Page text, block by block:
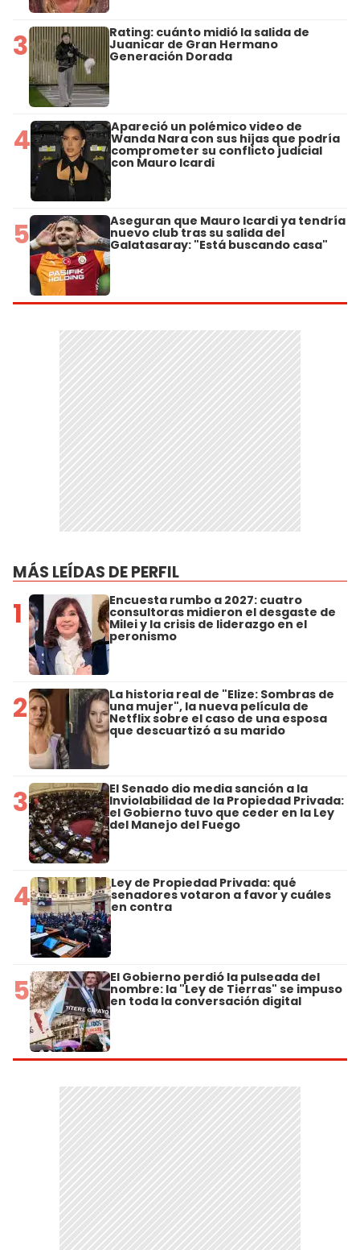
3 Rating: cuánto midió la salida de
Juanicar de Gran Hermano
Generación Dorada
4 Apareció un polémico video de
Wanda Nara con sus hijas que podría
comprometer su conflicto judicial
con Mauro Icardi
5 Aseguran que Mauro Icardi ya tendría
nuevo club tras su salida del
Galatasaray: "Está buscando casa"
MÁS LEÍDAS DE PERFIL
1 Encuesta rumbo a 2027: cuatro
consultoras midieron el desgaste de
Milei y la crisis de liderazgo en el
peronismo
2 La historia real de "Elize: Sombras de
una mujer", la nueva película de
Netflix sobre el caso de una esposa
que descuartizó a su marido
3 El Senado dio media sanción a la
Inviolabilidad de la Propiedad Privada:
el Gobierno tuvo que ceder en la Ley
del Manejo del Fuego
4 Ley de Propiedad Privada: qué
senadores votaron a favor y cuáles
en contra
5 El Gobierno perdió la pulseada del
nombre: la "Ley de Tierras" se impuso
en toda la conversación digital